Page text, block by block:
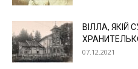
ВІЛЛА, ЯКІЙ
07.12.2021